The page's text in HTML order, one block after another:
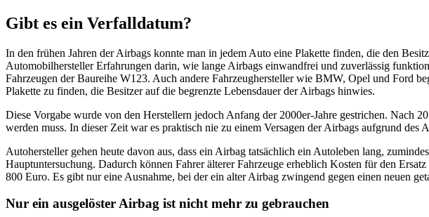
Gibt es ein Verfalldatum?
In den frühen Jahren der Airbags konnte man in jedem Auto eine Plakette finden, die den
Automobilhersteller Erfahrungen darin, wie lange Airbags einwandfrei und zuverlässig
Fahrzeugen der Baureihe W123. Auch andere Fahrzeughersteller wie BMW, Opel und Ford
Plakette zu finden, die Besitzer auf die begrenzte Lebensdauer der Airbags hinwies.
Diese Vorgabe wurde von den Herstellern jedoch Anfang der 2000er-Jahre gestrichen. Nach
werden muss. In dieser Zeit war es praktisch nie zu einem Versagen der Airbags aufgrund
Autohersteller gehen heute davon aus, dass ein Airbag tatsächlich ein Autoleben lang,
Hauptuntersuchung. Dadurch können Fahrer älterer Fahrzeuge erheblich Kosten für den
800 Euro. Es gibt nur eine Ausnahme, bei der ein alter Airbag zwingend gegen einen neuen
Nur ein ausgelöster Airbag ist nicht mehr zu gebrauchen